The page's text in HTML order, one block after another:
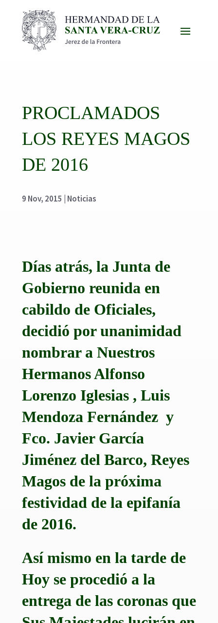
PROCLAMADOS
LOS REYES MAGOS
DE 2016
9 Nov, 2015 Noticias
Días atrás, la Junta de
Gobierno reunida en
cabildo de Oficiales,
decidió por unanimidad
nombrar a Nuestros
Hermanos Alfonso
Lorenzo Iglesias , Luis
Mendoza Fernández y
Fco. Javier García
Jiménez del Barco, Reyes
Magos de la próxima
festividad de la epifanía
de 2016.
Así mismo en la tarde de
Hoy se procedió a la
entrega de las coronas que